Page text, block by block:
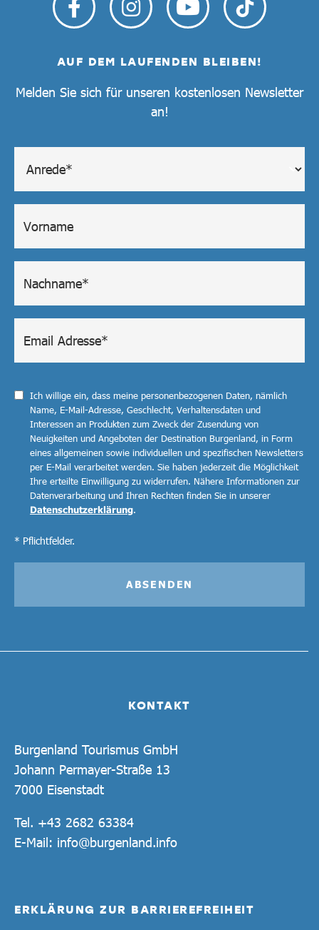
KONTAKT
Burgenland Tourismus GmbH
Johann Permayer-Straße 13
7000 Eisenstadt
Tel. +43 2682 63384
E-Mail: info@burgenland.info
ERKLÄRUNG ZUR BARRIEREFREIHEIT
AUF DEM LAUFENDEN BLEIBEN!
Melden Sie sich für unseren kostenlosen Newsletter
an!
Ich willige ein, dass meine personenbezogenen Daten, nämlich
Name, E-Mail-Adresse, Geschlecht, Verhaltensdaten und
Interessen an Produkten zum Zweck der Zusendung von
Neuigkeiten und Angeboten der Destination Burgenland, in Form
eines allgemeinen sowie individuellen und spezifischen Newsletters
per E-Mail verarbeitet werden. Sie haben jederzeit die Möglichkeit
Ihre erteilte Einwilligung zu widerrufen. Nähere Informationen zur
Datenverarbeitung und Ihren Rechten finden Sie in unserer
Datenschutzerklärung.
* Pflichtfelder.
ABSENDEN